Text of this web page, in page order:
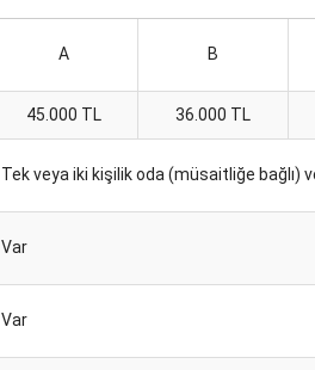
A B
45.000 TL 36.000 TL
Tek veya iki kişilik oda (müsaitliğe bağlı)
Var
Var